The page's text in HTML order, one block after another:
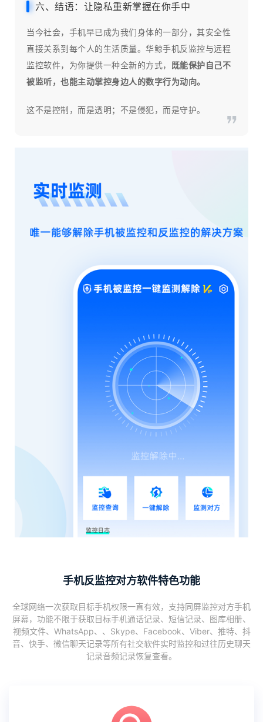
六、结语：让隐私重新掌握在你手中
当今社会，手机早已成为我们身体的一部分，其安全性
直接关系到每个人的生活质量。华鲸手机反监控与远程
监控软件，为你提供一种全新的方式， 既能保护自己不
被监听，也能主动掌控身边人的数字行为动向。
这不是控制，而是透明；不是侵犯，而是守护。
手机反监控对方软件特色功能
全球网络一次获取目标手机权限一直有效，支持同屏监控对方手机
屏幕，功能不限于获取目标手机通话记录、短信记录、图库相册、
视频文件、WhatsApp、、Skype、Facebook、Viber、推特、抖
音、快手、微信聊天记录等所有社交软件实时监控和过往历史聊天
记录音频记录恢复查看。